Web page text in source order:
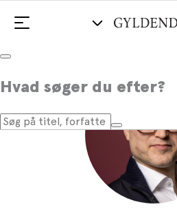
Hvad søger du efter?